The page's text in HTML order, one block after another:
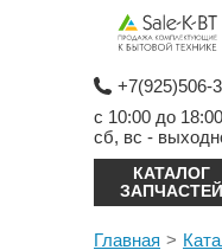
+7(925)506-
с 10:00 до
сб, вс -
КАТАЛОГ
ЗАПЧАСТЕЙ
Главная